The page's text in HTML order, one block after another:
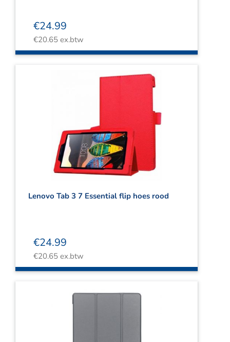
€24.99
€20.65ex.btw
Lenovo Tab 3 7 Essential flip hoes rood
€24.99
€20.65ex.btw